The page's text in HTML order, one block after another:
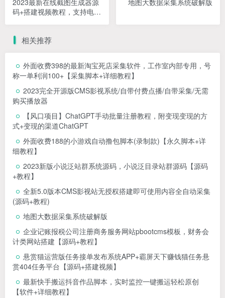
2023最新在线截图生成器源
码+搭建视频教程，支持电脑
地图大数据采集系统破解版
相关推荐
外面收费398的最新淘宝死店采集软件，工作室内部专用，号
称一单利润100+【采集脚本+详细教程】
2023完全开源版CMS影视系统/自带付费点播/自带采集/无需
购买播放器
【风口项目】ChatGPT手动批量注册教程，附变现变现的方
式+变现的渠道ChatGPT
外面收费188的小游戏自动撸包脚本(录制款)【永久脚本+详
细教程】
2023新版小说泛站群系统源码，小说泛目录站群源码【源码
+教程】
全新5.0版本CMS影视站无授权搭建即可使用内容全自动采集
(源码+教程)
地图大数据采集系统破解版
企业记账报税公司注册商务服务网站pbootcms模板，财务会
计类网站搭建【源码+教程】
悬赏猫运营版任务接单发布系统APP+霸屏天下赚钱猫任务悬
赏404任务平台【源码+搭建视频】
最新快手搬运抖音作品脚本，实时监控一键搬运轻松原创
【软件+详细教程】